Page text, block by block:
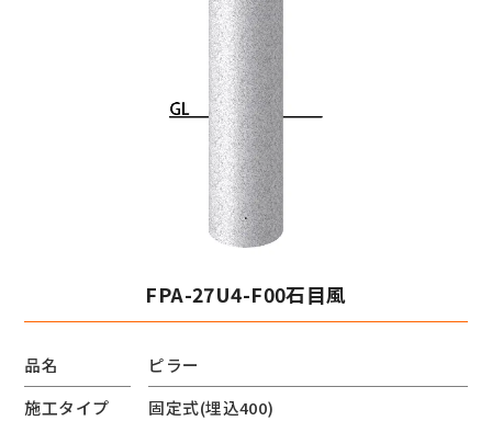
FPA-27U4-F00石目風
品名
ピラー
施工タイプ
固定式(埋込400)